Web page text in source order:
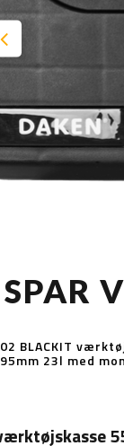
SPAR
BLACKIT
23l med
værktøjskasse